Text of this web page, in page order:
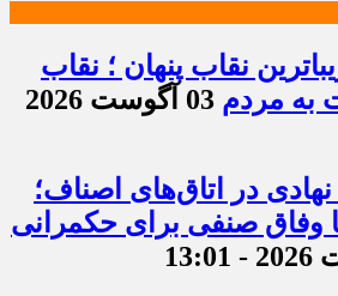
نقاب پنهان ؛ نقاب
به مردم
03 آگوست 2026
در اتاق‌های اصناف؛
وفاق صنفی برای حکمرانی